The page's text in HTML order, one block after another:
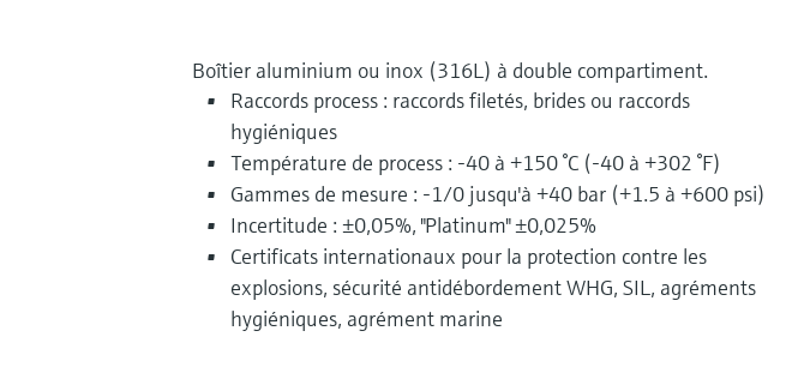
Boîtier aluminium ou inox (316L) à double compartiment.
Raccords process : raccords filetés, brides ou raccords
hygiéniques
Température de process : -40 à +150 °C (-40 à +302 °F)
Gammes de mesure : -1/0 jusqu'à +40 bar (+1.5 à +600 psi)
Incertitude : ±0,05%, "Platinum" ±0,025%
Certificats internationaux pour la protection contre les
explosions, sécurité antidébordement WHG, SIL, agréments
hygiéniques, agrément marine